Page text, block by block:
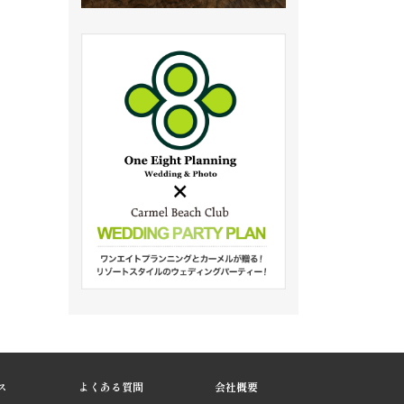
よくある質問 会社概要